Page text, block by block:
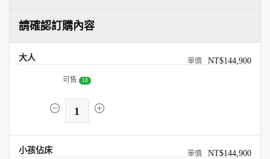
請確認訂購內容
大人 NT$144,900
可售 18
1
小孩佔床 NT$144,900